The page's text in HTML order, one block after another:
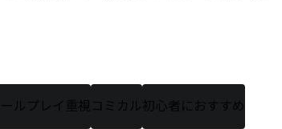
ルプレイ重視 コミカル 初心者におすすめ